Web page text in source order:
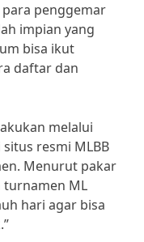
penggemar
impian yang
bisa ikut
daftar dan
melalui
resmi MLBB
Menurut pakar
turnamen ML
hari agar bisa